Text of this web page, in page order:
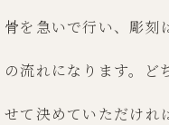
骨を急いで行い、彫刻
の流れになります。ど
せて決めていただけれ